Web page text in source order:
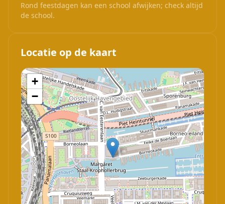
Rond feestdagen kan een school afwijken; check altijd
de school.
Locatie op de kaart
+
−